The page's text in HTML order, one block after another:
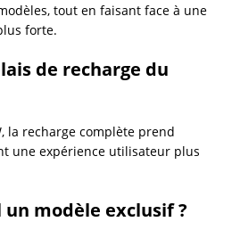
tout en faisant face à une
forte.
de recharge du
la recharge complète prend
une expérience utilisateur plus
un modèle exclusif ?